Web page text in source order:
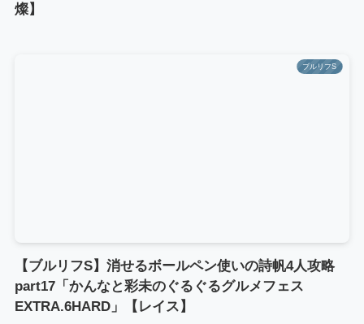
燦】
ブルリフS
【ブルリフS】消せるボールペン使いの詩帆4人攻略
part17「かんなと彩未のぐるぐるグルメフェス
EXTRA.6HARD」【レイス】